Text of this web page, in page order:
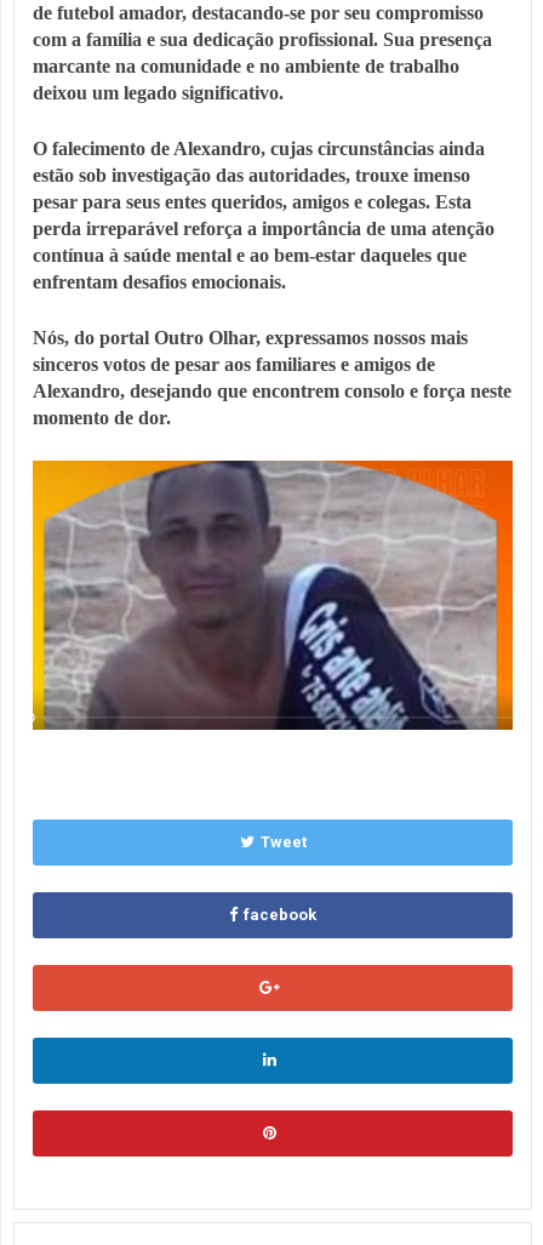
de futebol amador, destacando-se por seu compromisso
com a família e sua dedicação profissional. Sua presença
marcante na comunidade e no ambiente de trabalho
deixou um legado significativo.
O falecimento de Alexandro, cujas circunstâncias ainda
estão sob investigação das autoridades, trouxe imenso
pesar para seus entes queridos, amigos e colegas. Esta
perda irreparável reforça a importância de uma atenção
contínua à saúde mental e ao bem-estar daqueles que
enfrentam desafios emocionais.
Nós, do portal Outro Olhar, expressamos nossos mais
sinceros votos de pesar aos familiares e amigos de
Alexandro, desejando que encontrem consolo e força neste
momento de dor.
Tweet
facebook